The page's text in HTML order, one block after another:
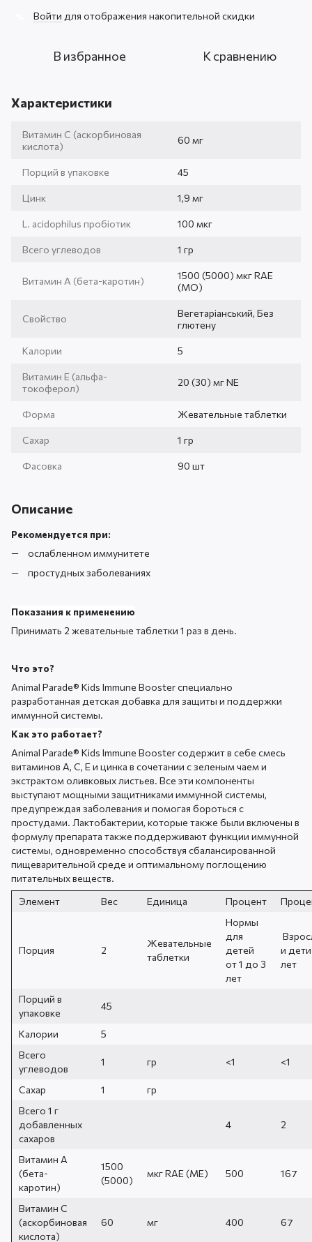
Войти для отображения накопительной скидки
В избранное К сравнению
Характеристики
Витамин С (аскорбиновая
кислота)
60 мг
Порций в упаковке 45
Цинк 1,9 мг
L. acidophilus пробіотик 100 мкг
Всего углеводов 1 гр
Витамин А (бета-каротин)
1500 (5000) мкг RAE
(МО)
Свойство
Вегетаріанський, Без
глютену
Калории 5
Витамин Е (альфа-
токоферол)
20 (30) мг NE
Форма Жевательные таблетки
Сахар 1 гр
Фасовка 90 шт
Описание
Рекомендуется при:
ослабленном иммунитете
простудных заболеваниях
Показания к применению
Принимать 2 жевательные таблетки 1 раз в день.
Что это?
Animal Parade® Kids Immune Booster специально
разработанная детская добавка для защиты и поддержки
иммунной системы.
Как это работает?
Animal Parade® Kids Immune Booster содержит в себе смесь
витаминов A, C, E и цинка в сочетании с зеленым чаем и
экстрактом оливковых листьев. Все эти компоненты
выступают мощными защитниками иммунной системы,
предупреждая заболевания и помогая бороться с
простудами. Лактобактерии, которые также были включены в
формулу препарата также поддерживают функции иммунной
системы, одновременно способствуя сбалансированной
пищеварительной среде и оптимальному поглощению
питательных веществ.
Элемент
Вес Единица Процент
Порция 2
Жевательные
таблетки
Нормы
для
детей
от 1 до 3
лет
и
лет
Порций в
упаковке
45
Калории
5
Всего
углеводов
1 гр <1 <1
Сахар 1
гр
Всего 1 г
добавленных
сахаров
4 2
Витамин А
(бета-
каротин)
1500
(5000)
мкг RAE (МЕ) 500 167
Витамин С
(аскорбиновая
кислота)
60 мг 400 67